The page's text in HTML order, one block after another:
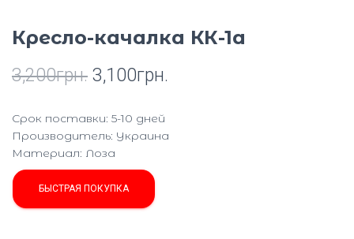
Кресло-качалка КК-1а
3,200грн. 3,100грн.
Срок поставки: 5-10 дней
Производитель: Украина
Материал: Лоза
БЫСТРАЯ ПОКУПКА